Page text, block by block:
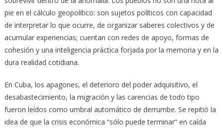
pie en el cálculo geopolítico: son sujetos políticos con capacidad
de interpretar lo que ocurre, de organizar saberes colectivos y de
acumular experiencias; cuentan con redes de apoyo, formas de
cohesión y una inteligencia práctica forjada por la memoria y en la
dura realidad cotidiana.
En Cuba, los apagones, el deterioro del poder adquisitivo, el
desabastecimiento, la migración y las carencias de todo tipo
fueron leídos como umbral automático de derrumbe. Se repitió la
idea de que la crisis económica “sólo puede terminar” en caída